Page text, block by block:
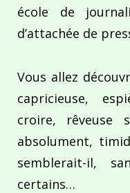
école de
d’attachée de
Vous allez
capricieuse,
croire, rêveuse
absolument,
semblerait-il,
certains…